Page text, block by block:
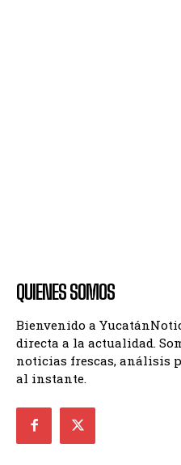
QUIENES SOMOS
Bienvenido a
directa a la actualidad.
noticias frescas, análisis
al instante.